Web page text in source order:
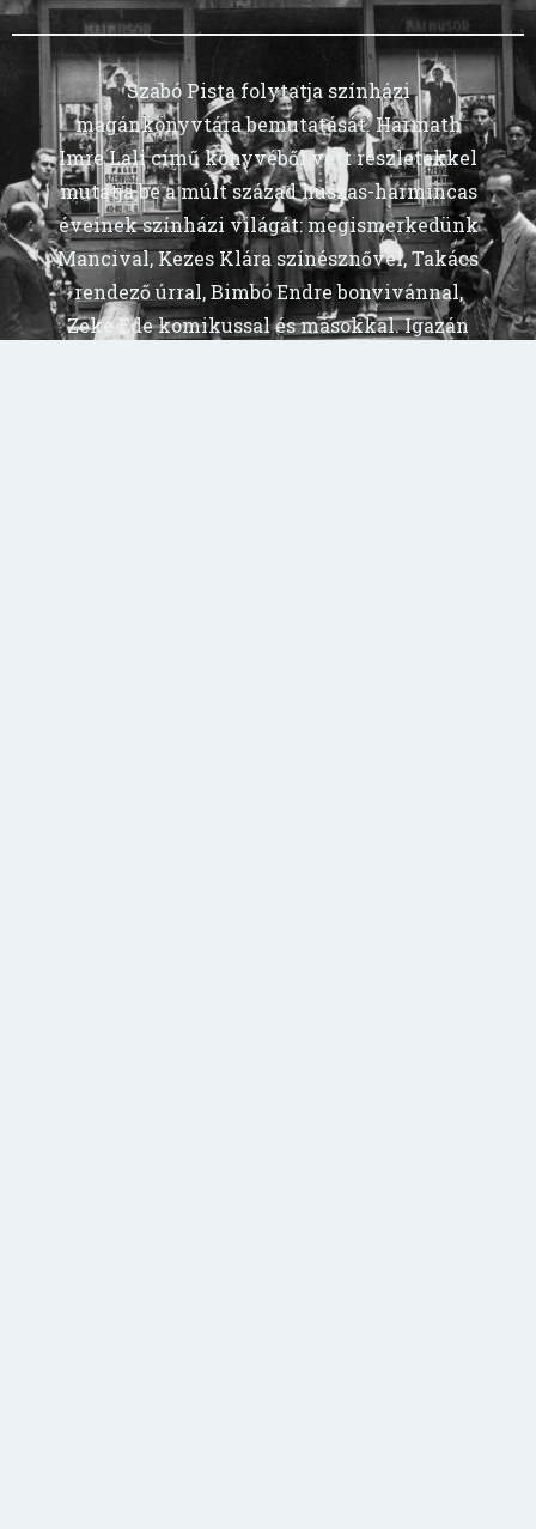
Szabó Pista folytatja színházi
magánkönyvtára bemutatását. Harmath
Imre Lali című könyvéből vett részletekkel
mutatja be a múlt század huszas-harmincas
éveinek színházi világát: megismerkedünk
Mancival, Kezes Klára színésznővel, Takács
rendező úrral, Bimbó Endre bonvivánnal,
Zeke Ede komikussal és másokkal. Igazán